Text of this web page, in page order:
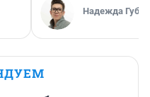
Надежда